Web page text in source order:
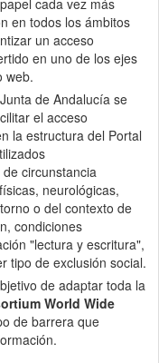
cada vez más
en todos los ámbitos
un acceso
en uno de los ejes
web.
de Andalucía se
el acceso
la estructura del Portal
circunstancia
neurológicas,
o del contexto de
condiciones
"lectura y escritura",
tipo de exclusión social.
de adaptar toda la
World Wide
de barrera que